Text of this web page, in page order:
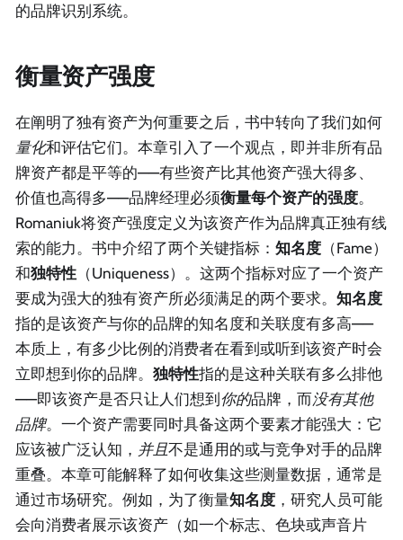
的品牌识别系统。
衡量资产强度
在阐明了独有资产为何重要之后，书中转向了我们如何
量化和评估它们。本章引入了一个观点，即并非所有品
牌资产都是平等的——有些资产比其他资产强大得多、
价值也高得多——品牌经理必须衡量每个资产的强度。
Romaniuk将资产强度定义为该资产作为品牌真正独有线
索的能力。书中介绍了两个关键指标： 知名度 （Fame）
和独特性 （Uniqueness）。这两个指标对应了一个资产
要成为强大的独有资产所必须满足的两个要求。 知名度
指的是该资产与你的品牌的知名度和关联度有多高——
本质上，有多少比例的消费者在看到或听到该资产时会
立即想到你的品牌。 独特性指的是这种关联有多么排他
——即该资产是否只让人们想到 你的品牌，而没有其他
品牌。一个资产需要同时具备这两个要素才能强大：它
应该被广泛认知， 并且不是通用的或与竞争对手的品牌
重叠。本章可能解释了如何收集这些测量数据，通常是
通过市场研究。例如，为了衡量知名度 ，研究人员可能
会向消费者展示该资产（如一个标志、色块或声音片